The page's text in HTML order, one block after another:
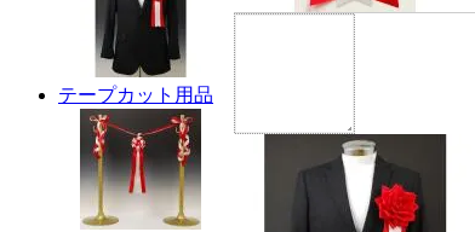
テープカット用品